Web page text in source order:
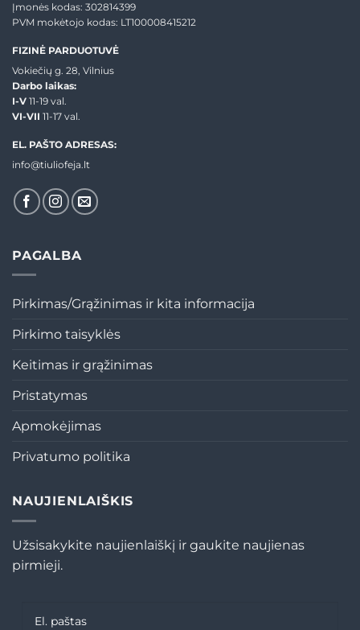
Įmonės kodas: 302814399
PVM mokėtojo kodas: LT100008415212
FIZINĖ PARDUOTUVĖ
Vokiečių g. 28, Vilnius
Darbo laikas:
I-V 11-19 val.
VI-VII 11-17 val.
EL. PAŠTO ADRESAS:
info@tiuliofeja.lt
PAGALBA
Pirkimas/Grąžinimas ir kita informacija
Pirkimo taisyklės
Keitimas ir grąžinimas
Pristatymas
Apmokėjimas
Privatumo politika
NAUJIENLAIŠKIS
Užsisakykite naujienlaiškį ir gaukite naujienas
pirmieji.